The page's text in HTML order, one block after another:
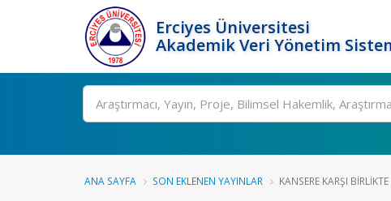
Erciyes Üniversitesi
Akademik Veri Yönetim
Ara
ANA SAYFA SON EKLENEN YAYINLAR KANSERE KARŞI